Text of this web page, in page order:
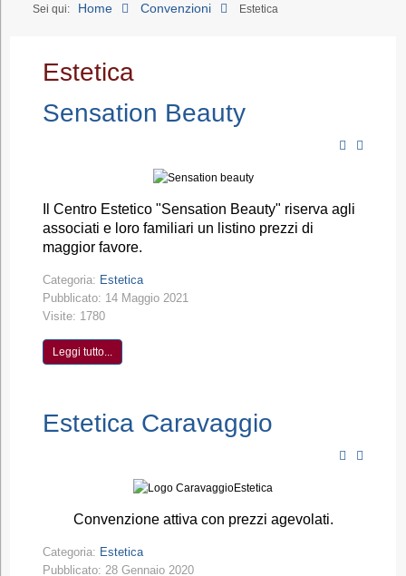
Sei qui: Home Convenzioni Estetica
Estetica
Sensation Beauty
Il Centro Estetico "Sensation Beauty" riserva agli
associati e loro familiari un listino prezzi di
maggior favore.
Categoria: Estetica
Pubblicato: 14 Maggio 2021
Visite: 1780
Leggi tutto...
Estetica Caravaggio
Convenzione attiva con prezzi agevolati.
Categoria: Estetica
Pubblicato: 28 Gennaio 2020